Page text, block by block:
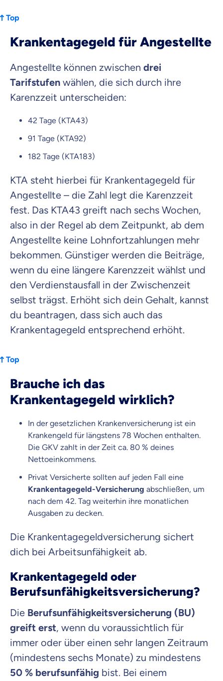
Top
Krankentagegeld für Angestellte
Angestellte können zwischen drei
Tarifstufen wählen, die sich durch ihre
Karenzzeit unterscheiden:
42 Tage (KTA43)
91 Tage (KTA92)
182 Tage (KTA183)
KTA steht hierbei für Krankentagegeld für
Angestellte – die Zahl legt die Karenzzeit
fest. Das KTA43 greift nach sechs Wochen,
also in der Regel ab dem Zeitpunkt, ab dem
Angestellte keine Lohnfortzahlungen mehr
bekommen. Günstiger werden die Beiträge,
wenn du eine längere Karenzzeit wählst und
den Verdienstausfall in der Zwischenzeit
selbst trägst. Erhöht sich dein Gehalt, kannst
du beantragen, dass sich auch das
Krankentagegeld entsprechend erhöht.
Top
Brauche ich das
Krankentagegeld wirklich?
In der gesetzlichen Krankenversicherung ist ein
Krankengeld für längstens 78 Wochen enthalten.
Die GKV zahlt in der Zeit ca. 80 % deines
Nettoeinkommens.
Privat Versicherte sollten auf jeden Fall eine
Krankentagegeld-Versicherung abschließen, um
nach dem 42. Tag weiterhin ihre monatlichen
Ausgaben zu decken.
Die Krankentagegeldversicherung sichert
dich bei Arbeitsunfähigkeit ab.
Krankentagegeld oder
Berufsunfähigkeits­versicherung?
Die Berufsunfähigkeitsversicherung (BU)
greift erst, wenn du voraussichtlich für
immer oder über einen sehr langen Zeitraum
(mindestens sechs Monate) zu mindestens
50 % berufsunfähig bist. Bei einem